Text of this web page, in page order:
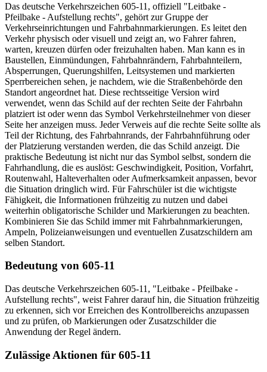
Das deutsche Verkehrszeichen 605-11, offiziell "Leitbake -
Pfeilbake - Aufstellung rechts", gehört zur Gruppe der
Verkehrseinrichtungen und Fahrbahnmarkierungen. Es leitet den
Verkehr physisch oder visuell und zeigt an, wo Fahrer fahren,
warten, kreuzen dürfen oder freizuhalten haben. Man kann es in
Baustellen, Einmündungen, Fahrbahnrändern, Fahrbahnteilern,
Absperrungen, Querungshilfen, Leitsystemen und markierten
Sperrbereichen sehen, je nachdem, wie die Straßenbehörde den
Standort angeordnet hat. Diese rechtsseitige Version wird
verwendet, wenn das Schild auf der rechten Seite der Fahrbahn
platziert ist oder wenn das Symbol Verkehrsteilnehmer von dieser
Seite her anzeigen muss. Jeder Verweis auf die rechte Seite sollte als
Teil der Richtung, des Fahrbahnrands, der Fahrbahnführung oder
der Platzierung verstanden werden, die das Schild anzeigt. Die
praktische Bedeutung ist nicht nur das Symbol selbst, sondern die
Fahrhandlung, die es auslöst: Geschwindigkeit, Position, Vorfahrt,
Routenwahl, Halteverhalten oder Aufmerksamkeit anpassen, bevor
die Situation dringlich wird. Für Fahrschüler ist die wichtigste
Fähigkeit, die Informationen frühzeitig zu nutzen und dabei
weiterhin obligatorische Schilder und Markierungen zu beachten.
Kombinieren Sie das Schild immer mit Fahrbahnmarkierungen,
Ampeln, Polizeianweisungen und eventuellen Zusatzschildern am
selben Standort.
Bedeutung von 605-11
Das deutsche Verkehrszeichen 605-11, "Leitbake - Pfeilbake -
Aufstellung rechts", weist Fahrer darauf hin, die Situation frühzeitig
zu erkennen, sich vor Erreichen des Kontrollbereichs anzupassen
und zu prüfen, ob Markierungen oder Zusatzschilder die
Anwendung der Regel ändern.
Zulässige Aktionen für 605-11